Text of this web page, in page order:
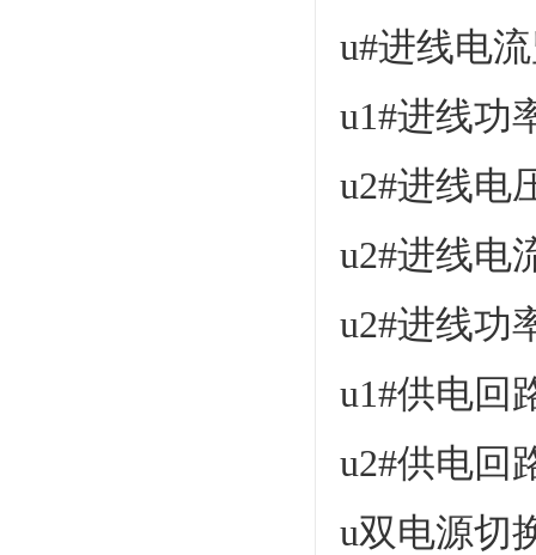
u#进线电
u1#进线功
u2#进线电
u2#进线电
u2#进线功
u1#供电回
u2#供电回
u双电源切